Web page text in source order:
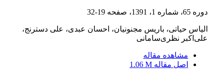
دوره 65، شماره 1، 1391، صفحه 19-32
الیاس حیاتی، باریس مجنونیان، احسان عبدی، علی دسترنج،
علی‌اکبر نظری‌سامانی
مشاهده مقاله
اصل مقاله 1.06 M